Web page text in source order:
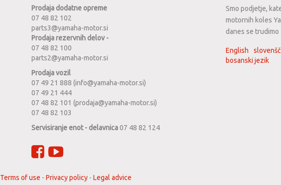
Prodaja dodatne opreme
07 48 82 102
parts3@yamaha-motor.si
Prodaja rezervnih delov -
07 48 82 100
parts2@yamaha-motor.si
Prodaja vozil
07 49 21 888 (info@yamaha-motor.si)
07 49 21 444
07 48 82 101 (prodaja@yamaha-motor.si)
07 48 82 103
Servisiranje enot - delavnica07 48 82 124
Smo podjetje,
motornih koles
danes se
English
bosanski jezik
Terms of use - Privacy policy - Legal advice